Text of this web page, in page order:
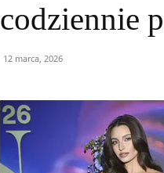
codziennie
12 marca, 2026